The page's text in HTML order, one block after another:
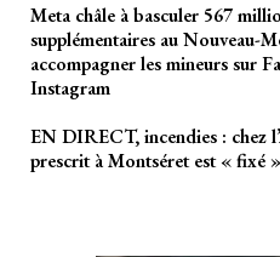
Meta châle à basculer 567
supplémentaires au Nouveau-
accompagner les mineurs sur
Instagram
EN DIRECT, incendies : chez
prescrit à Montséret est « fixé »